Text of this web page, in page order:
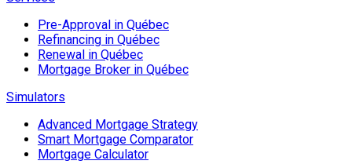
Pre-Approval in Québec
Refinancing in Québec
Renewal in Québec
Mortgage Broker in Québec
Simulators
Advanced Mortgage Strategy
Smart Mortgage Comparator
Mortgage Calculator